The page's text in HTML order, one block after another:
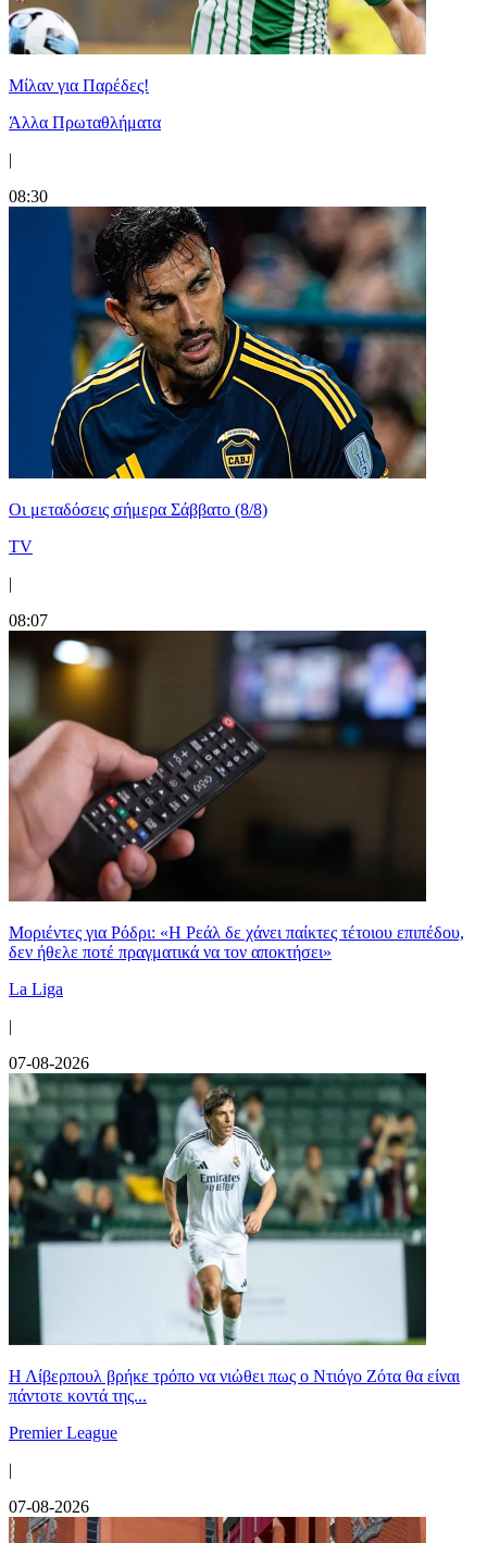
Μίλαν για Παρέδες!
Άλλα Πρωταθλήματα
|
08:30
Οι μεταδόσεις σήμερα Σάββατο (8/8)
TV
|
08:07
Μοριέντες για Ρόδρι: «Η Ρεάλ δε χάνει παίκτες τέτοιου επιπέδου,
δεν ήθελε ποτέ πραγματικά να τον αποκτήσει»
La Liga
|
07-08-2026
Η Λίβερπουλ βρήκε τρόπο να νιώθει πως ο Ντιόγο Ζότα θα είναι
πάντοτε κοντά της...
Premier League
|
07-08-2026